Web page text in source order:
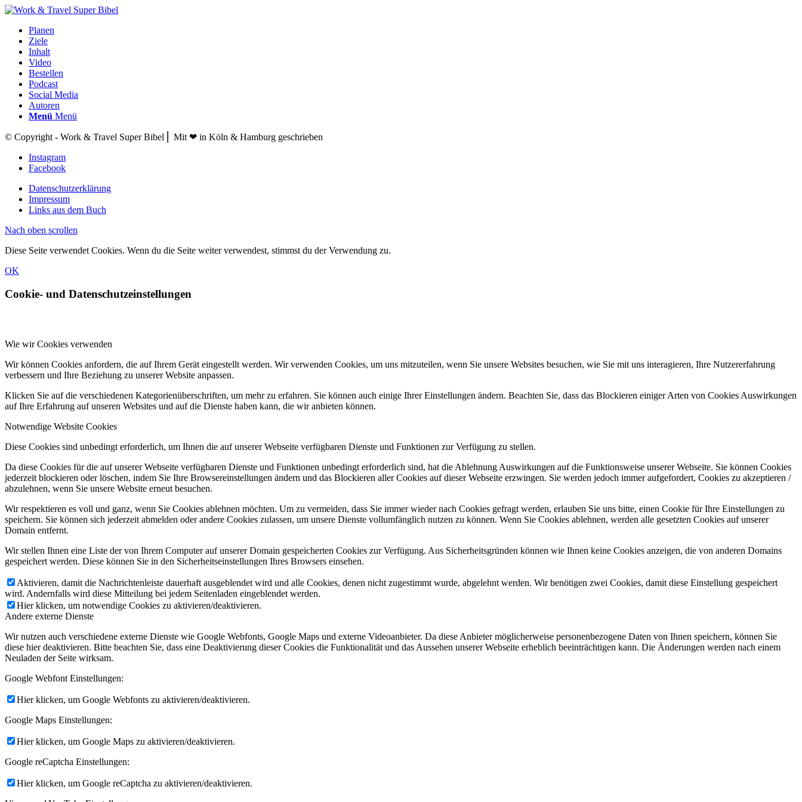
Planen
Ziele
Inhalt
Video
Bestellen
Podcast
Social Media
Autoren
Menü Menü
© Copyright - Work & Travel Super Bibel ⎢ Mit ❤ in Köln & Hamburg geschrieben
Instagram
Facebook
Datenschutzerklärung
Impressum
Links aus dem Buch
Nach oben scrollen
Diese Seite verwendet Cookies. Wenn du die Seite weiter verwendest, stimmst du der Verwendung zu.
OK
Cookie- und Datenschutzeinstellungen
Wie wir Cookies verwenden
Wir können Cookies anfordern, die auf Ihrem Gerät eingestellt werden. Wir verwenden Cookies, um uns mitzuteilen, wenn Sie unsere Websites besuchen, wie Sie mit uns interagieren, Ihre Nutzererfahrung
verbessern und Ihre Beziehung zu unserer Website anpassen.
Klicken Sie auf die verschiedenen Kategorienüberschriften, um mehr zu erfahren. Sie können auch einige Ihrer Einstellungen ändern. Beachten Sie, dass das Blockieren einiger Arten von Cookies Auswirkungen
auf Ihre Erfahrung auf unseren Websites und auf die Dienste haben kann, die wir anbieten können.
Notwendige Website Cookies
Diese Cookies sind unbedingt erforderlich, um Ihnen die auf unserer Webseite verfügbaren Dienste und Funktionen zur Verfügung zu stellen.
Da diese Cookies für die auf unserer Webseite verfügbaren Dienste und Funktionen unbedingt erforderlich sind, hat die Ablehnung Auswirkungen auf die Funktionsweise unserer Webseite. Sie können Cookies
jederzeit blockieren oder löschen, indem Sie Ihre Browsereinstellungen ändern und das Blockieren aller Cookies auf dieser Webseite erzwingen. Sie werden jedoch immer aufgefordert, Cookies zu akzeptieren /
abzulehnen, wenn Sie unsere Website erneut besuchen.
Wir respektieren es voll und ganz, wenn Sie Cookies ablehnen möchten. Um zu vermeiden, dass Sie immer wieder nach Cookies gefragt werden, erlauben Sie uns bitte, einen Cookie für Ihre Einstellungen zu
speichern. Sie können sich jederzeit abmelden oder andere Cookies zulassen, um unsere Dienste vollumfänglich nutzen zu können. Wenn Sie Cookies ablehnen, werden alle gesetzten Cookies auf unserer
Domain entfernt.
Wir stellen Ihnen eine Liste der von Ihrem Computer auf unserer Domain gespeicherten Cookies zur Verfügung. Aus Sicherheitsgründen können wie Ihnen keine Cookies anzeigen, die von anderen Domains
gespeichert werden. Diese können Sie in den Sicherheitseinstellungen Ihres Browsers einsehen.
Aktivieren, damit die Nachrichtenleiste dauerhaft ausgeblendet wird und alle Cookies, denen nicht zugestimmt wurde, abgelehnt werden. Wir benötigen zwei Cookies, damit diese Einstellung gespeichert
wird. Andernfalls wird diese Mitteilung bei jedem Seitenladen eingeblendet werden.
Hier klicken, um notwendige Cookies zu aktivieren/deaktivieren.
Andere externe Dienste
Wir nutzen auch verschiedene externe Dienste wie Google Webfonts, Google Maps und externe Videoanbieter. Da diese Anbieter möglicherweise personenbezogene Daten von Ihnen speichern, können Sie
diese hier deaktivieren. Bitte beachten Sie, dass eine Deaktivierung dieser Cookies die Funktionalität und das Aussehen unserer Webseite erheblich beeinträchtigen kann. Die Änderungen werden nach einem
Neuladen der Seite wirksam.
Google Webfont Einstellungen:
Hier klicken, um Google Webfonts zu aktivieren/deaktivieren.
Google Maps Einstellungen:
Hier klicken, um Google Maps zu aktivieren/deaktivieren.
Google reCaptcha Einstellungen:
Hier klicken, um Google reCaptcha zu aktivieren/deaktivieren.